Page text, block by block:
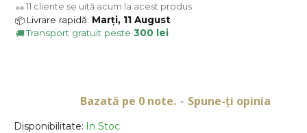
Disponibilitate: In Stoc
Bazată pe 0 note. - Spune-ţi opinia
👀 11 cliente se uită acum la acest produs
📦 Livrare rapidă: Marți, 11 August
🚚Transport gratuit peste 300 lei